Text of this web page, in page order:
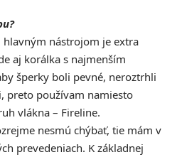
hlavným nástrojom je extra
aj korálka s najmenším
šperky boli pevné, neroztrhli
preto používam namiesto
vlákna – Fireline.
nesmú chýbať, tie mám v
prevedeniach. K základnej